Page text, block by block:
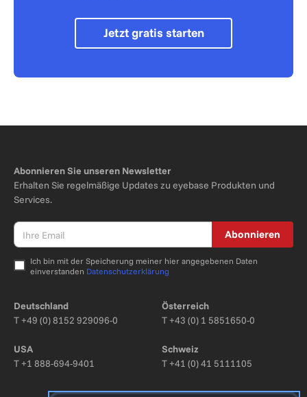
Jetzt gratis starten
Abonnieren Sie unseren Newsletter
Erhalten Sie regelmäßige Updates zu eyebase Produkten und
Services.
Abonnieren
Ich bin mit der Speicherung meiner hier angegebenen Daten
einverstanden Datenschutzerklärung
Deutschland
T+49 (0) 8152 929096-0
Österreich
T+43 (0) 1 5851650-0
USA
T+1 888-694-9401
Schweiz
T+41 (0) 41 5111105